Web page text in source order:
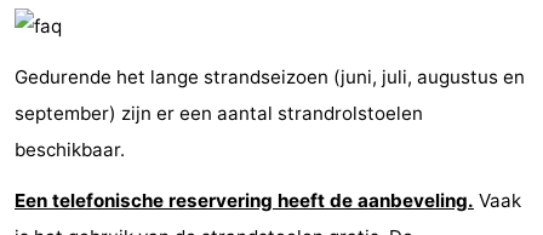
Gedurende het lange strandseizoen (juni, juli, augustus en
september) zijn er een aantal strandrolstoelen
beschikbaar.
Een telefonische reservering heeft de aanbeveling. Vaak